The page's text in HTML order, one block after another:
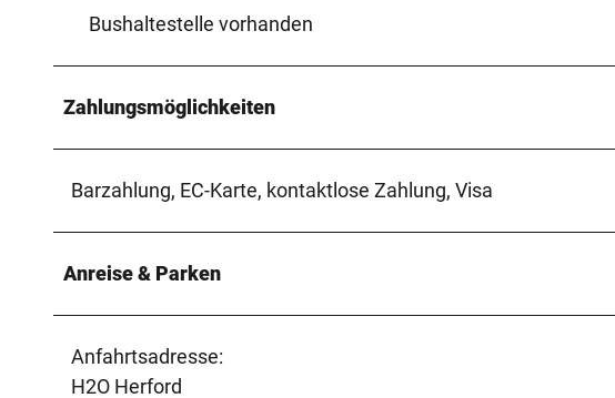
Bushaltestelle vorhanden
Zahlungsmöglichkeiten
Barzahlung, EC-Karte, kontaktlose Zahlung, Visa
Anreise & Parken
Anfahrtsadresse:
H2O Herford